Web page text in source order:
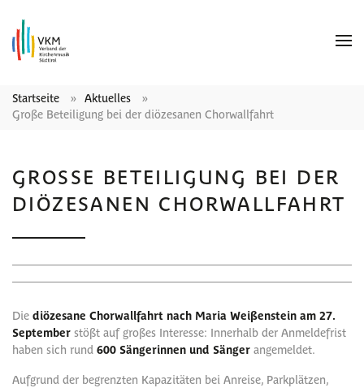
Startseite
Aktuelles
Große Beteiligung bei der diözesanen Chorwallfahrt
GROSSE BETEILIGUNG BEI DER D
IÖZESANEN CHORWALLFAHRT
Die diözesane Chorwallfahrt nach Maria Weißenstein am 27.
September stößt auf großes Interesse: Innerhalb der Anmeldefrist
haben sich rund 600 Sängerinnen und Sänger angemeldet.
Aufgrund der begrenzten Kapazitäten bei Anreise, Parkplätzen,